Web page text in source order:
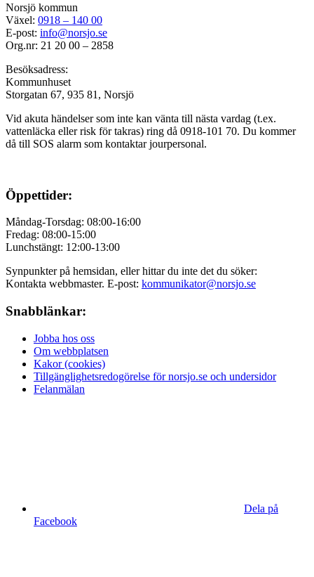
Norsjö kommun
Växel: 0918 – 140 00
E-post: info@norsjo.se
Org.nr: 21 20 00 – 2858
Besöksadress:
Kommunhuset
Storgatan 67, 935 81, Norsjö
Vid akuta händelser som inte kan vänta till nästa vardag (t.ex.
vattenläcka ellerrisk för takras) ring då 0918-101 70. Du kommer
då till SOS alarm som kontaktar jourpersonal.
Öppettider:
Måndag-Torsdag: 08:00-16:00
Fredag: 08:00-15:00
Lunchstängt: 12:00-13:00
Synpunkter på hemsidan, eller hittar du inte det du söker:
Kontakta webbmaster. E-post: kommunikator@norsjo.se
Snabblänkar:
Jobba hos oss
Om webbplatsen
Kakor (cookies)
Tillgänglighetsredogörelse för norsjo.se och undersidor
Felanmälan
Dela på
Facebook